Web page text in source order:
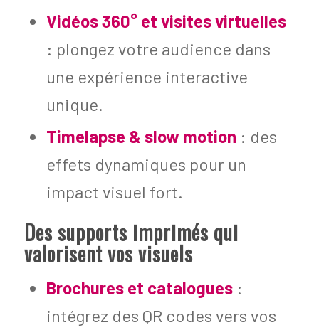
Vidéos 360° et visites virtuelles
: plongez votre audience dans
une expérience interactive
unique.
Timelapse & slow motion : des
effets dynamiques pour un
impact visuel fort.
Des supports imprimés qui
valorisent vos visuels
Brochures et catalogues:
intégrez des QR codes vers vos